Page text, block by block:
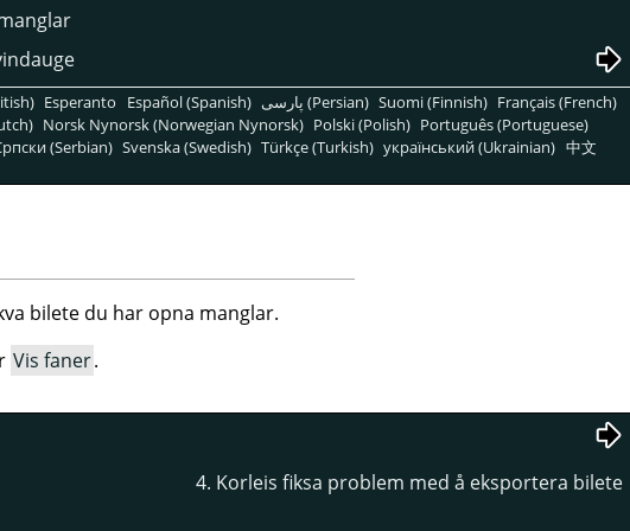
Esperanto Español (Spanish) پارسی (Persian) Suomi (Finnish) Français (French)
Norsk Nynorsk (Norwegian Nynorsk) Polski (Polish) Português (Portuguese)
(Serbian) Svenska (Swedish) Türkçe (Turkish) український (Ukrainian) 中文
bilete du har opna manglar.
Vis faner.
4. Korleis fiksa problem med å eksportera bilete